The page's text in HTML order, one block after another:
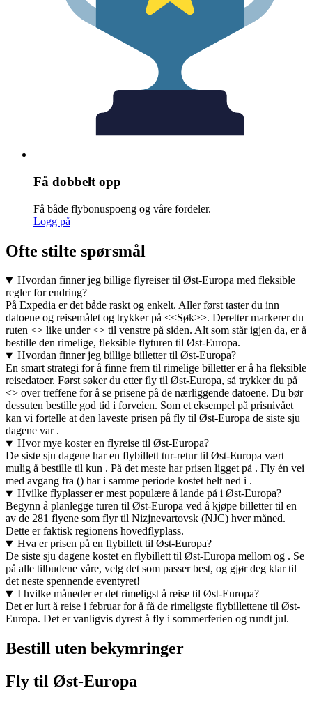
Få dobbelt opp
Få både flybonuspoeng og våre fordeler.
Logg på
Ofte stilte spørsmål
Hvordan finner jeg billige flyreiser til Øst-Europa med fleksible
regler for endring?
På Expedia er det både raskt og enkelt. Aller først taster du inn
datoene og reisemålet og trykker på <<Søk>>. Deretter markerer du
ruten <> like under <> til venstre på siden. Alt som står igjen da, er å
bestille den rimelige, fleksible flyturen til Øst-Europa.
Hvordan finner jeg billige billetter til Øst-Europa?
En smart strategi for å finne frem til rimelige billetter er å ha fleksible
reisedatoer. Først søker du etter fly til Øst-Europa, så trykker du på
<> over treffene for å se prisene på de nærliggende datoene. Du bør
dessuten bestille god tid i forveien. Som et eksempel på prisnivået
kan vi fortelle at den laveste prisen på fly til Øst-Europa de siste sju
dagene var .
Hvor mye koster en flyreise til Øst-Europa?
De siste sju dagene har en flybillett tur-retur til Øst-Europa vært
mulig å bestille til kun . På det meste har prisen ligget på . Fly én vei
med avgang fra () har i samme periode kostet helt ned i .
Hvilke flyplasser er mest populære å lande på i Øst-Europa?
Begynn å planlegge turen til Øst-Europa ved å kjøpe billetter til en
av de 281 flyene som flyr til Nizjnevartovsk (NJC) hver måned.
Dette er faktisk regionens hovedflyplass.
Hva er prisen på en flybillett til Øst-Europa?
De siste sju dagene kostet en flybillett til Øst-Europa mellom og . Se
på alle tilbudene våre, velg det som passer best, og gjør deg klar til
det neste spennende eventyret!
I hvilke måneder er det rimeligst å reise til Øst-Europa?
Det er lurt å reise i februar for å få de rimeligste flybillettene til Øst-
Europa. Det er vanligvis dyrest å fly i sommerferien og rundt jul.
Bestill uten bekymringer
Fly til Øst-Europa